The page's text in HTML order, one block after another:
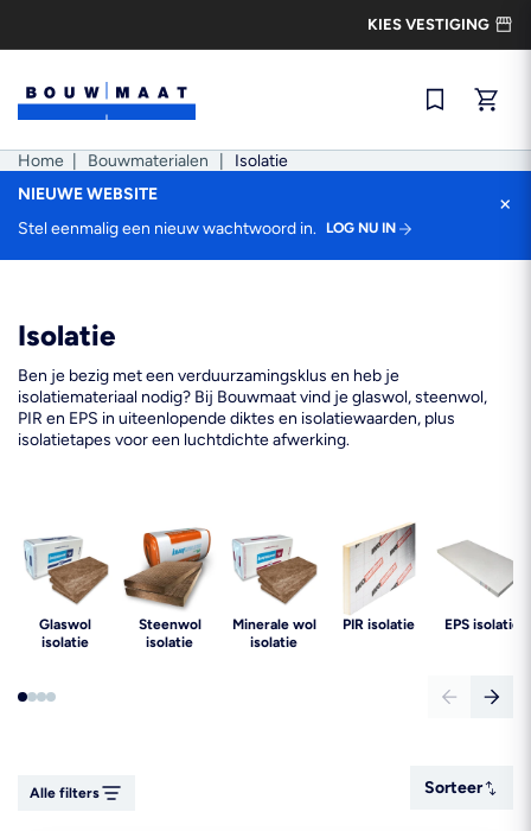
inhoud
KIES VESTIGING
Snel
Home Bouwmaterialen
Isolatie
NIEUWE WEBSITE
Stel eenmalig een nieuw wachtwoord in.
LOG NU IN
×
Isolatie
Ben je bezig met een verduurzamingsklus en heb je
isolatiemateriaal nodig? Bij Bouwmaat vind je glaswol, steenwol,
PIR en EPS in uiteenlopende diktes en isolatiewaarden, plus
isolatietapes voor een luchtdichte afwerking.
Glaswol
isolatie
Steenwol
isolatie
Minerale wol
isolatie
PIR isolatie EPS isolatie
Alle filters
Sorteer
Sorteer